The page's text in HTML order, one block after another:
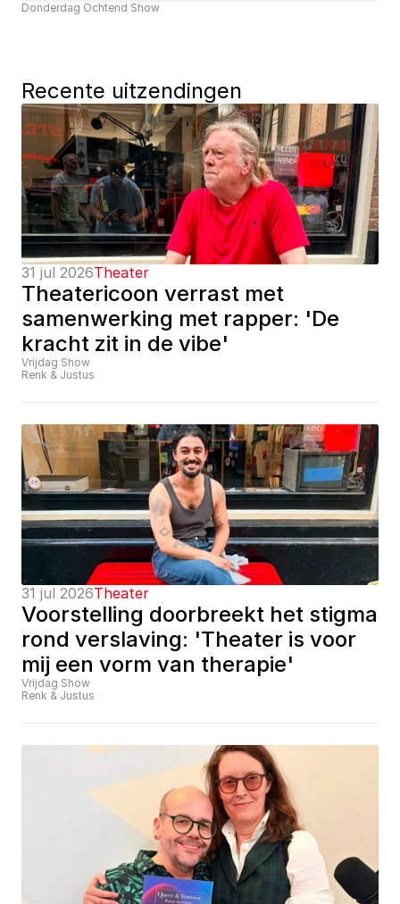
Donderdag Ochtend Show
Recente uitzendingen
31 jul 2026Theater
Theatericoon verrast met
samenwerking met rapper: 'De
kracht zit in de vibe'
Vrijdag Show
Renk & Justus
31 jul 2026Theater
Voorstelling doorbreekt het stigma
rond verslaving: 'Theater is voor
mij een vorm van therapie'
Vrijdag Show
Renk & Justus